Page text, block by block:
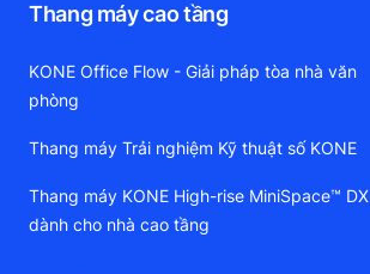
Thang máy cao tầng
KONE Office Flow - Giải pháp tòa nhà văn
phòng
Thang máy Trải nghiệm Kỹ thuật số KONE
Thang máy KONE High-rise MiniSpace™ DX
dành cho nhà cao tầng